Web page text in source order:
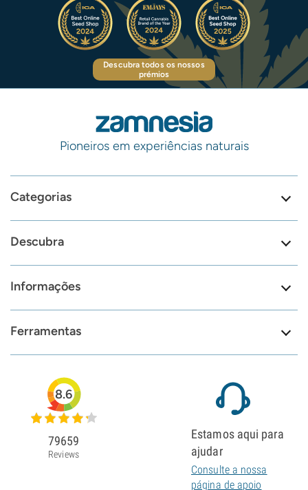
Descubra todos os nossos
prémios
Pioneiros em experiências naturais
Categorias
Descubra
Informações
Ferramentas
8.6
79659
Reviews
Estamos aqui para
ajudar
Consulte a nossa
página de apoio